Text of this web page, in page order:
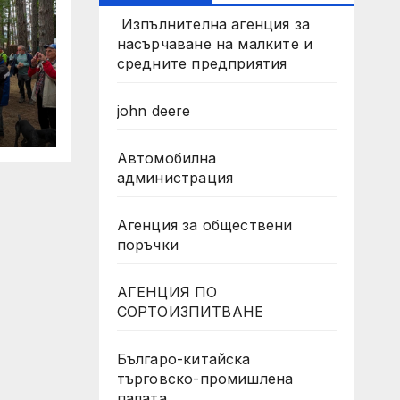
Изпълнителна агенция за
насърчаване на малките и
средните предприятия
john deere
Автомобилна
администрация
Агенция за обществени
поръчки
АГЕНЦИЯ ПО
СОРТОИЗПИТВАНЕ
Българо-китайска
търговско-промишлена